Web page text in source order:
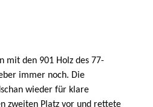
mit den 901 Holz des 77-
immer noch. Die
wieder für klare
zweiten Platz vor und rettete